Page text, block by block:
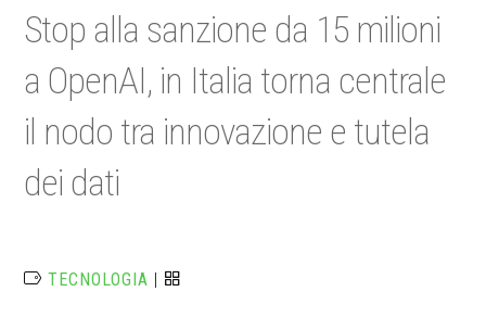
Stop alla sanzione da 15 milioni
a OpenAI, in Italia torna centrale
il nodo tra innovazione e tutela
dei dati
TECNOLOGIA |